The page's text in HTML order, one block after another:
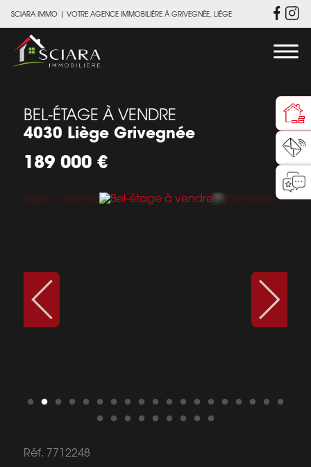
SCIARA IMMO | VOTRE AGENCE IMMOBILIÈRE À GRIVEGNÉE, LIÈGE
BEL-ÉTAGE À VENDRE
4030 Liège Grivegnée
189 000 €
Réf. 7712248